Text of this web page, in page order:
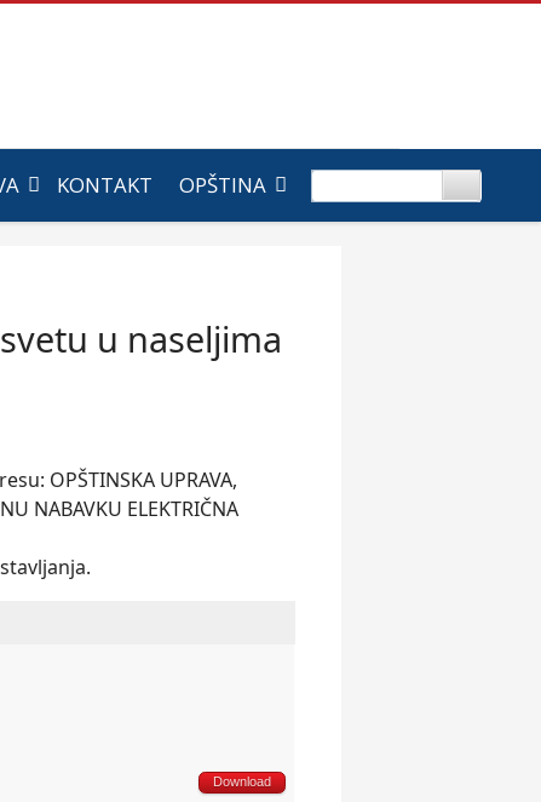
KONTAKT OPŠTINA
u naseljima
OPŠTINSKA UPRAVA,
NABAVKU ELEKTRIČNA
Download